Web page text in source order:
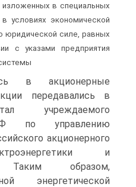
изложенных в специальных
условиях экономической
юридической силе, равных
с указами предприятия
в акционерные
передавались в
учреждаемого
по управлению
акционерного
и
Таким образом,
энергетической